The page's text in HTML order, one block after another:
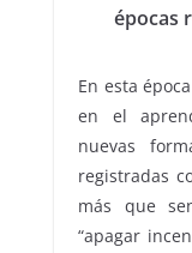
épocas
En esta
en el
nuevas
registradas
más que
“apagar